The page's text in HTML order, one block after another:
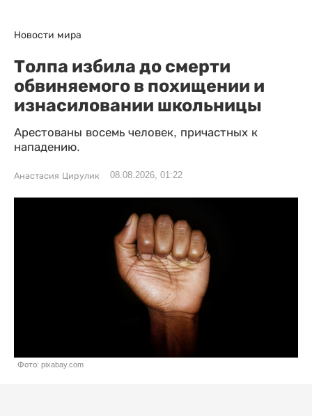
Новости мира
Толпа избила до смерти
обвиняемого в похищении и
изнасиловании школьницы
Арестованы восемь человек, причастных к
нападению.
Анастасия Цирулик 08.08.2026, 01:22
Фото: pixabay.com